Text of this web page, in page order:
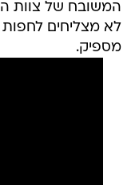
המשובח של צוות
לא מצליחים
מספיק.